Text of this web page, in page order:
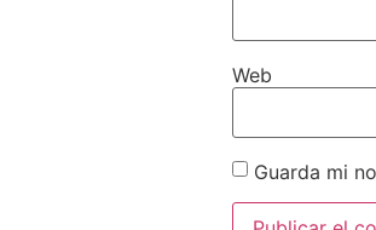
Web
Guarda mi